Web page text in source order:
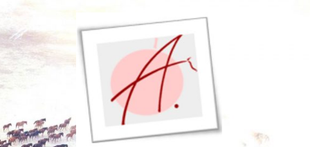
Inhalt
springen